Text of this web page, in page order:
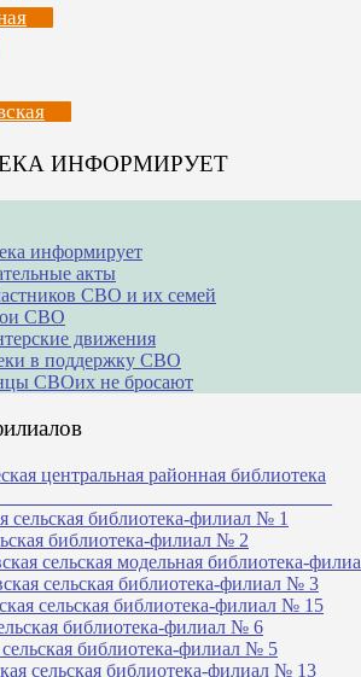
ИНФОРМИРУЕТ
информирует
акты
СВО и их семей
СВО
движения
в поддержку СВО
СВОих не бросают
центральная районная библиотека
сельская библиотека-филиал № 1
библиотека-филиал № 2
сельская модельная библиотека-
сельская библиотека-филиал № 3
сельская библиотека-филиал № 15
библиотека-филиал № 6
библиотека-филиал № 5
сельская библиотека-филиал № 13